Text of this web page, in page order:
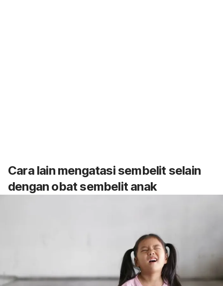
Cara lain mengatasi sembelit selain
dengan obat sembelit anak